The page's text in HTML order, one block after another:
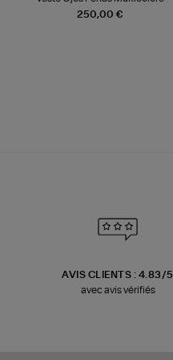
250,00 €
AVIS CLIENTS : 4.83/5
avec avis vérifiés